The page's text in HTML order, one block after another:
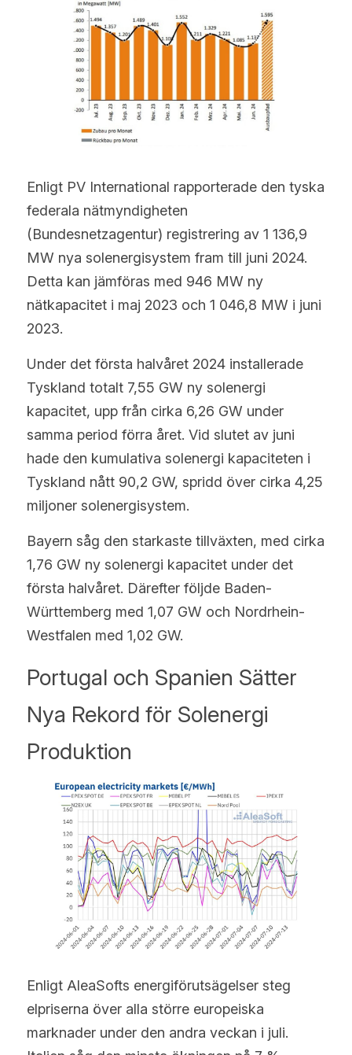
Enligt PV International rapporterade den tyska
federala nätmyndigheten
(Bundesnetzagentur) registrering av 1 136,9
MW nya solenergisystem fram till juni 2024.
Detta kan jämföras med 946 MW ny
nätkapacitet i maj 2023 och 1 046,8 MW i juni
2023.
Under det första halvåret 2024 installerade
Tyskland totalt 7,55 GW ny solenergi
kapacitet, upp från cirka 6,26 GW under
samma period förra året. Vid slutet av juni
hade den kumulativa solenergi kapaciteten i
Tyskland nått 90,2 GW, spridd över cirka 4,25
miljoner solenergisystem.
Bayern såg den starkaste tillväxten, med cirka
1,76 GW ny solenergi kapacitet under det
första halvåret. Därefter följde Baden-
Württemberg med 1,07 GW och Nordrhein-
Westfalen med 1,02 GW.
Portugal och Spanien Sätter
Nya Rekord för Solenergi
Produktion
Enligt AleaSofts energiförutsägelser steg
elpriserna över alla större europeiska
marknader under den andra veckan i juli.